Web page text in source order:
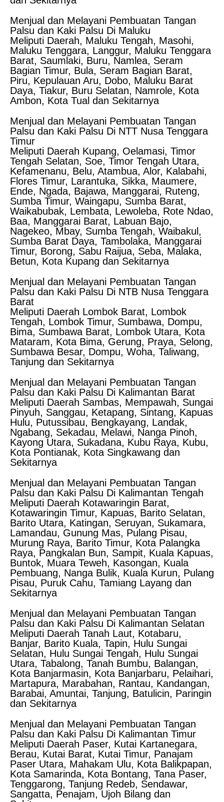
Menjual dan Melayani Pembuatan Tangan
Palsu dan Kaki Palsu Di Maluku
Meliputi Daerah, Maluku Tengah, Masohi,
Maluku Tenggara, Langgur, Maluku Tenggara
Barat, Saumlaki, Buru, Namlea, Seram
Bagian Timur, Bula, Seram Bagian Barat,
Piru, Kepulauan Aru, Dobo, Maluku Barat
Daya, Tiakur, Buru Selatan, Namrole, Kota
Ambon, Kota Tual dan Sekitarnya
Menjual dan Melayani Pembuatan Tangan
Palsu dan Kaki Palsu Di NTT Nusa Tenggara
Timur
Meliputi Daerah Kupang, Oelamasi, Timor
Tengah Selatan, Soe, Timor Tengah Utara,
Kefamenanu, Belu, Atambua, Alor, Kalabahi,
Flores Timur, Larantuka, Sikka, Maumere,
Ende, Ngada, Bajawa, Manggarai, Ruteng,
Sumba Timur, Waingapu, Sumba Barat,
Waikabubak, Lembata, Lewoleba, Rote Ndao,
Baa, Manggarai Barat, Labuan Bajo,
Nagekeo, Mbay, Sumba Tengah, Waibakul,
Sumba Barat Daya, Tambolaka, Manggarai
Timur, Borong, Sabu Raijua, Seba, Malaka,
Betun, Kota Kupang dan Sekitarnya
Menjual dan Melayani Pembuatan Tangan
Palsu dan Kaki Palsu Di NTB Nusa Tenggara
Barat
Meliputi Daerah Lombok Barat, Lombok
Tengah, Lombok Timur, Sumbawa, Dompu,
Bima, Sumbawa Barat, Lombok Utara, Kota
Mataram, Kota Bima, Gerung, Praya, Selong,
Sumbawa Besar, Dompu, Woha, Taliwang,
Tanjung dan Sekitarnya
Menjual dan Melayani Pembuatan Tangan
Palsu dan Kaki Palsu Di Kalimantan Barat
Meliputi Daerah Sambas, Mempawah, Sungai
Pinyuh, Sanggau, Ketapang, Sintang, Kapuas
Hulu, Putussibau, Bengkayang, Landak,
Ngabang, Sekadau, Melawi, Nanga Pinoh,
Kayong Utara, Sukadana, Kubu Raya, Kubu,
Kota Pontianak, Kota Singkawang dan
Sekitarnya
Menjual dan Melayani Pembuatan Tangan
Palsu dan Kaki Palsu Di Kalimantan Tengah
Meliputi Daerah Kotawaringin Barat,
Kotawaringin Timur, Kapuas, Barito Selatan,
Barito Utara, Katingan, Seruyan, Sukamara,
Lamandau, Gunung Mas, Pulang Pisau,
Murung Raya, Barito Timur, Kota Palangka
Raya, Pangkalan Bun, Sampit, Kuala Kapuas,
Buntok, Muara Teweh, Kasongan, Kuala
Pembuang, Nanga Bulik, Kuala Kurun, Pulang
Pisau, Puruk Cahu, Tamiang Layang dan
Sekitarnya
Menjual dan Melayani Pembuatan Tangan
Palsu dan Kaki Palsu Di Kalimantan Selatan
Meliputi Daerah Tanah Laut, Kotabaru,
Banjar, Barito Kuala, Tapin, Hulu Sungai
Selatan, Hulu Sungai Tengah, Hulu Sungai
Utara, Tabalong, Tanah Bumbu, Balangan,
Kota Banjarmasin, Kota Banjarbaru, Pelaihari,
Martapura, Marabahan, Rantau, Kandangan,
Barabai, Amuntai, Tanjung, Batulicin, Paringin
dan Sekitarnya
Menjual dan Melayani Pembuatan Tangan
Palsu dan Kaki Palsu Di Kalimantan Timur
Meliputi Daerah Paser, Kutai Kartanegara,
Berau, Kutai Barat, Kutai Timur, Panajam
Paser Utara, Mahakam Ulu, Kota Balikpapan,
Kota Samarinda, Kota Bontang, Tana Paser,
Tenggarong, Tanjung Redeb, Sendawar,
Sangatta, Penajam, Ujoh Bilang dan